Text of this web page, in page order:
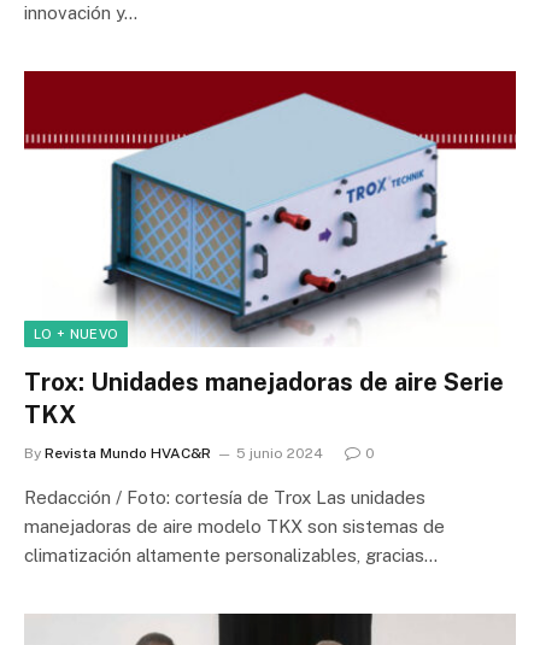
innovación y…
LO + NUEVO
Trox: Unidades manejadoras de aire Serie
TKX
By Revista Mundo HVAC&R 5 junio 2024 0
Redacción / Foto: cortesía de Trox Las unidades
manejadoras de aire modelo TKX son sistemas de
climatización altamente personalizables, gracias…